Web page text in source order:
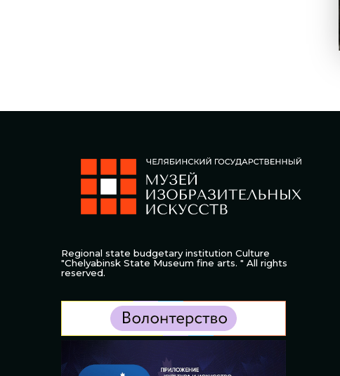
Regional state budgetary institution Culture
"Chelyabinsk State Museum fine arts. " All rights
reserved.